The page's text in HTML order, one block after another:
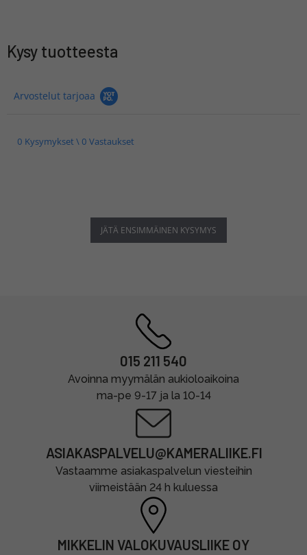
Kysy tuotteesta
Arvostelut tarjoaa
0 Kysymykset \ 0 Vastaukset
JÄTÄ ENSIMMÄINEN KYSYMYS
015 211 540
Avoinna myymälän aukioloaikoina
ma-pe 9-17 ja la 10-14
ASIAKASPALVELU@KAMERALIIKE.FI
Vastaamme asiakaspalvelun viesteihin
viimeistään 24 h kuluessa
MIKKELIN VALOKUVAUSLIIKE OY